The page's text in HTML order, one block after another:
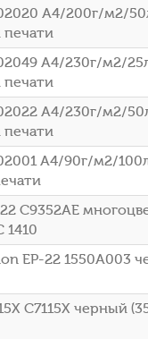
A4/200г/м2/
печати
A4/230г/м2/
печати
A4/230г/м2/
печати
A4/90г/м2/
C9352AE
1410
EP-22 1550A003
C7115X черный